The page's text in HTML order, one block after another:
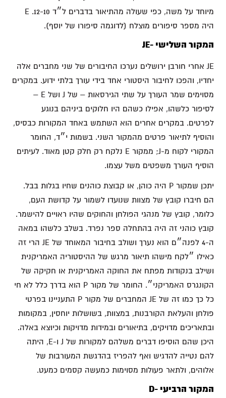
מיוחד על משה, כפי שעולה מהתיאור בדברים ל״ד 12-10. E
היה מספר סיפורים מוצלח (לדוגמה סיפורו של יוסף).
המקור השלישי -JE
JE אחרי חורבן ירושלים נערכו החיבורים של שני מחברים אלה
יחדיו, והפכו לחיבור היסטורי אחד בידי עורך בלתי ידוע. במקרים
מסוימים שמר העורך על שתי הגירסאות – של J ושל E –
לסיפור כלשהו, אפילו כשהם היו חלוקים ביניהם בנוגע
לפרטים. במקרים אחרים הוא השתמש באחד המקורות כבסיס,
והוסיף לתיאור פרטים מהמקור השני. בשמות י״ד, החומר
המקורי לקוח מ-J; ממקור E נלקח רק חלק קטן מאוד. לעיתים
הוסיף העורך משפטים משל עצמו.
יתכן שמקור P היה כוהן, או קבוצת כוהנים שחיו בגלות בבל.
הם חיברו קובץ של מצוות שנועדו לשמור על קדושת העם,
כלומר, קובץ של מנהגי הפולחן והחוקים שהיו ראויים להישמר.
קובץ כוהני זה היה בהתחלה ספר נפרד. בשלב כלשהו במאה
ה-4 לפנה״ם הוא נערך ושולב בחיבור המאוחד של JE הרי זה
כאילו ״לקח מישהו תיאור מרגש של ההיסטוריה האמריקנית
ושילב בנקודות מפתח את החוקה האמריקנית או חקיקה של
הקונגרס האמריקני״. החומר של מקור P הוא בדרך כלל לא חי
כל כך כמו זה של JE המחברים של מקור P התעניינו בפרטי
פולחן והעלאת הקורבנות, במצוות, בשושלות יוחסין, במקומות
ובתאריכים מדויקים, בתיאורים ובמידות מדויקות וכיוצא באלה.
היכן שהם הוסיפו דברים משלהם למקורות של J ו-E, היתה
להם נטייה להדגיש ואף להפריז בהדגשת המעורבות של
אלוהים, ולתאר פעולות מסוימות כמעשה קסמים כמעט.
המקור הרביעי -D